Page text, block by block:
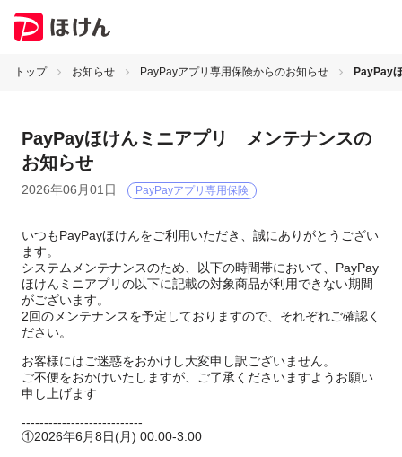
トップ お知らせ PayPayアプリ専用保険からのお知らせ PayPay
PayPayほけんミニアプリ メンテナンスの
お知らせ
2026年06月01日 PayPayアプリ専用保険
いつもPayPayほけんをご利用いただき、誠にありがとうござい
ます。
システムメンテナンスのため、以下の時間帯において、PayPay
ほけんミニアプリの以下に記載の対象商品が利用できない期間
がございます。
2回のメンテナンスを予定しておりますので、それぞれご確認く
ださい。
お客様にはご迷惑をおかけし大変申し訳ございません。
ご不便をおかけいたしますが、ご了承くださいますようお願い
申し上げます
---------------------------
①2026年6月8日(月) 00:00-3:00